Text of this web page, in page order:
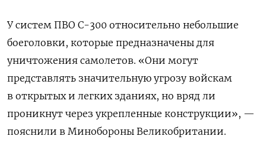
У систем ПВО С-300 относительно небольшие
боеголовки, которые предназначены для
уничтожения самолетов. «Они могут
представлять значительную угрозу войскам
в открытых и легких зданиях, но вряд ли
проникнут через укрепленные конструкции», —
пояснили в Минобороны Великобритании.